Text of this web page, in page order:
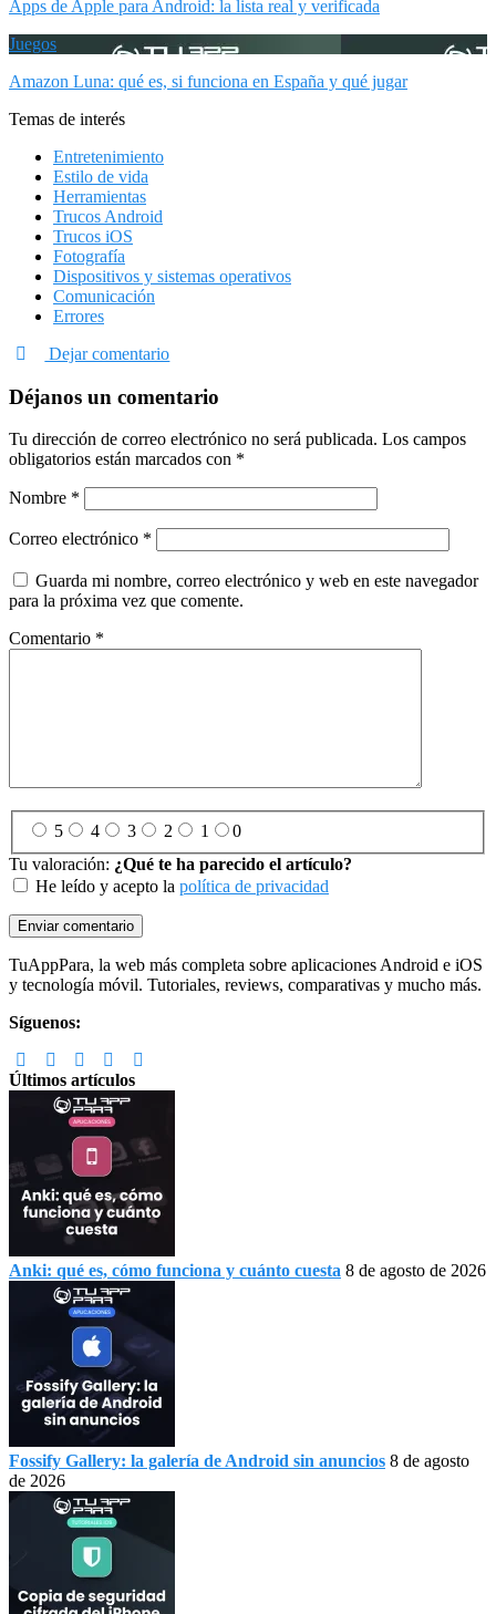
Apps de Apple para Android: la lista real y verificada
Juegos
Amazon Luna: qué es, si funciona en España y qué jugar
Temas de interés
Entretenimiento
Estilo de vida
Herramientas
Trucos Android
Trucos iOS
Fotografía
Dispositivos y sistemas operativos
Comunicación
Errores
Dejar comentario
Déjanos un comentario
Tu dirección de correo electrónico no será publicada. Los campos
obligatorios están marcados con *
Nombre *
Correo electrónico *
Guarda mi nombre, correo electrónico y web en este navegador
para la próxima vez que comente.
Comentario *
5 4 3 2 1
0
Tu valoración: ¿Qué te ha parecido el artículo?
He leído y acepto la política de privacidad
Footer
TuAppPara, la web más completa sobre aplicaciones Android e iOS
y tecnología móvil. Tutoriales, reviews, comparativas y mucho más.
Síguenos:
Últimos artículos
Anki: qué es, cómo funciona y cuánto cuesta 8 de agosto de 2026
Fossify Gallery: la galería de Android sin anuncios 8 de agosto
de 2026